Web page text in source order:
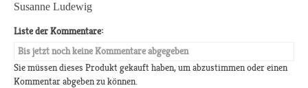
Susanne Ludewig
Liste der Kommentare:
Bis jetzt noch keine Kommentare abgegeben
Sie müssen dieses Produkt gekauft haben, um abzustimmen oder einen
Kommentar abgeben zu können.